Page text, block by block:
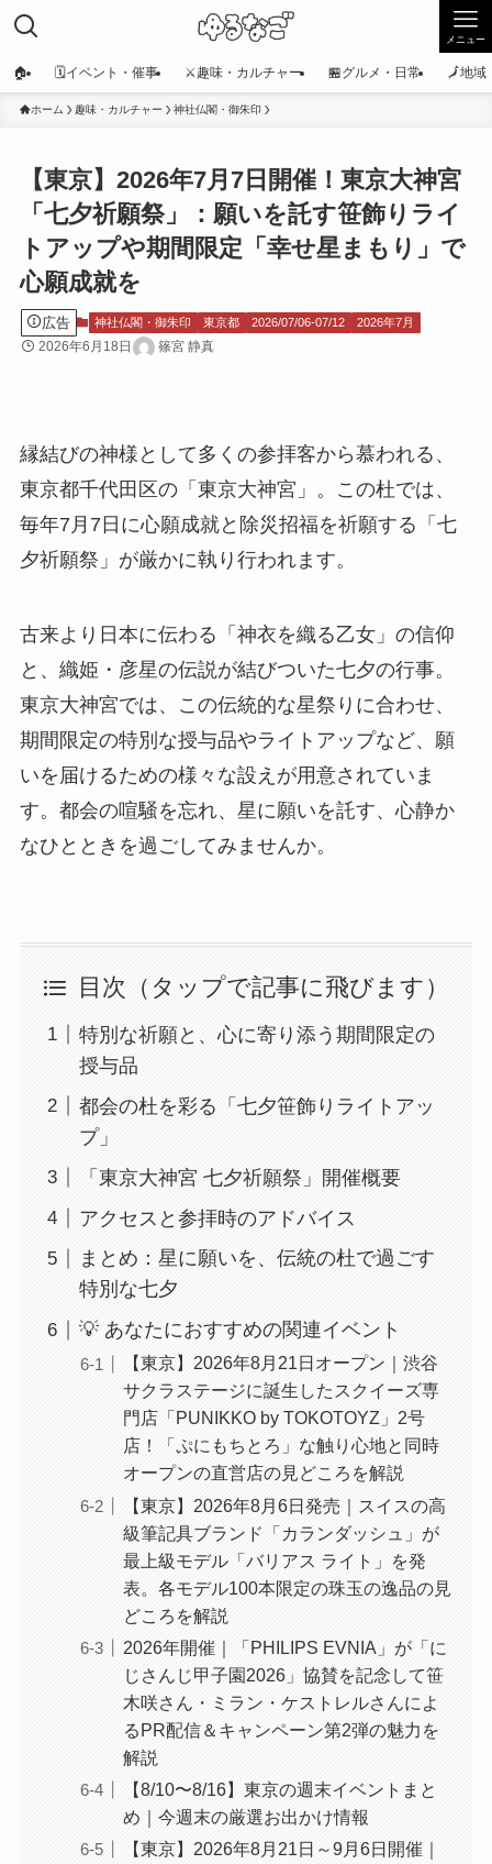
メニュー
🏠 🗓️イベント・催事 ⚔️趣味・カルチャー 🏪グルメ・日常 🗾地域
ホーム 趣味・カルチャー 神社仏閣・御朱印
【東京】2026年7月7日開催！東京大神宮
「七夕祈願祭」：願いを託す笹飾りライ
トアップや期間限定「幸せ星まもり」で
心願成就を
広告 神社仏閣・御朱印 東京都 2026/07/06-07/12 2026年7月
2026年6月18日 篠宮 静真
縁結びの神様として多くの参拝客から慕われる、
東京都千代田区の「東京大神宮」。この杜では、
毎年7月7日に心願成就と除災招福を祈願する「七
夕祈願祭」が厳かに執り行われます。
古来より日本に伝わる「神衣を織る乙女」の信仰
と、織姫・彦星の伝説が結びついた七夕の行事。
東京大神宮では、この伝統的な星祭りに合わせ、
期間限定の特別な授与品やライトアップなど、願
いを届けるための様々な設えが用意されていま
す。都会の喧騒を忘れ、星に願いを託す、心静か
なひとときを過ごしてみませんか。
目次（タップで記事に飛びます）
特別な祈願と、心に寄り添う期間限定の
授与品
都会の杜を彩る「七夕笹飾りライトアッ
プ」
「東京大神宮 七夕祈願祭」開催概要
アクセスと参拝時のアドバイス
まとめ：星に願いを、伝統の杜で過ごす
特別な七夕
💡 あなたにおすすめの関連イベント
【東京】2026年8月21日オープン｜渋谷
サクラステージに誕生したスクイーズ専
門店「PUNIKKO by TOKOTOYZ」2号
店！「ぷにもちとろ」な触り心地と同時
オープンの直営店の見どころを解説
【東京】2026年8月6日発売｜スイスの高
級筆記具ブランド「カランダッシュ」が
最上級モデル「バリアス ライト」を発
表。各モデル100本限定の珠玉の逸品の見
どころを解説
2026年開催｜「PHILIPS EVNIA」が「に
じさんじ甲子園2026」協賛を記念して笹
木咲さん・ミラン・ケストレルさんによ
るPR配信＆キャンペーン第2弾の魅力を
解説
【8/10〜8/16】東京の週末イベントまと
め｜今週末の厳選お出かけ情報
【東京】2026年8月21日～9月6日開催｜